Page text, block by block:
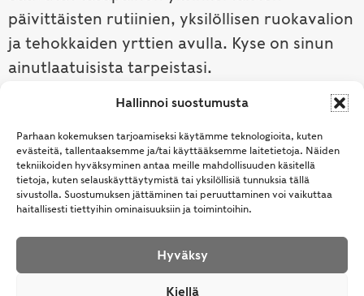
Hallinnoi suostumusta
Parhaan kokemuksen tarjoamiseksi käytämme teknologioita, kuten
evästeitä, tallentaaksemme ja/tai käyttääksemme laitetietoja. Näiden
tekniikoiden hyväksyminen antaa meille mahdollisuuden käsitellä
tietoja, kuten selauskäyttäytymistä tai yksilöllisiä tunnuksia tällä
sivustolla. Suostumuksen jättäminen tai peruuttaminen voi vaikuttaa
haitallisesti tiettyihin ominaisuuksiin ja toimintoihin.
Hyväksy
Kiellä
päivittäisten rutiinien, yksilöllisen ruokavalion
ja tehokkaiden yrttien avulla. Kyse on sinun
ainutlaatuisista tarpeistasi.
Tutustu ayurvedaan →
© Samhita | Ayurveda -tuotteita suomalaisille jo